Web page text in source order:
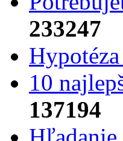
233247
10
137194